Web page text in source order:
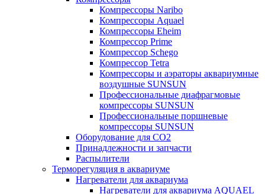
Компрессоры Naribo
Компрессоры Aquael
Компрессоры Eheim
Компрессор Prime
Компрессор Schego
Компрессор Tetra
Компрессоры и аэраторы аквариумные
воздушные SUNSUN
Профессиональные диафрагмовые
компрессоры SUNSUN
Профессиональные поршневые
компрессоры SUNSUN
Оборудование для CO2
Принадлежности и запчасти
Распылители
Терморегуляция в аквариуме
Нагреватели для аквариума
Нагреватели для аквариума AQUAEL